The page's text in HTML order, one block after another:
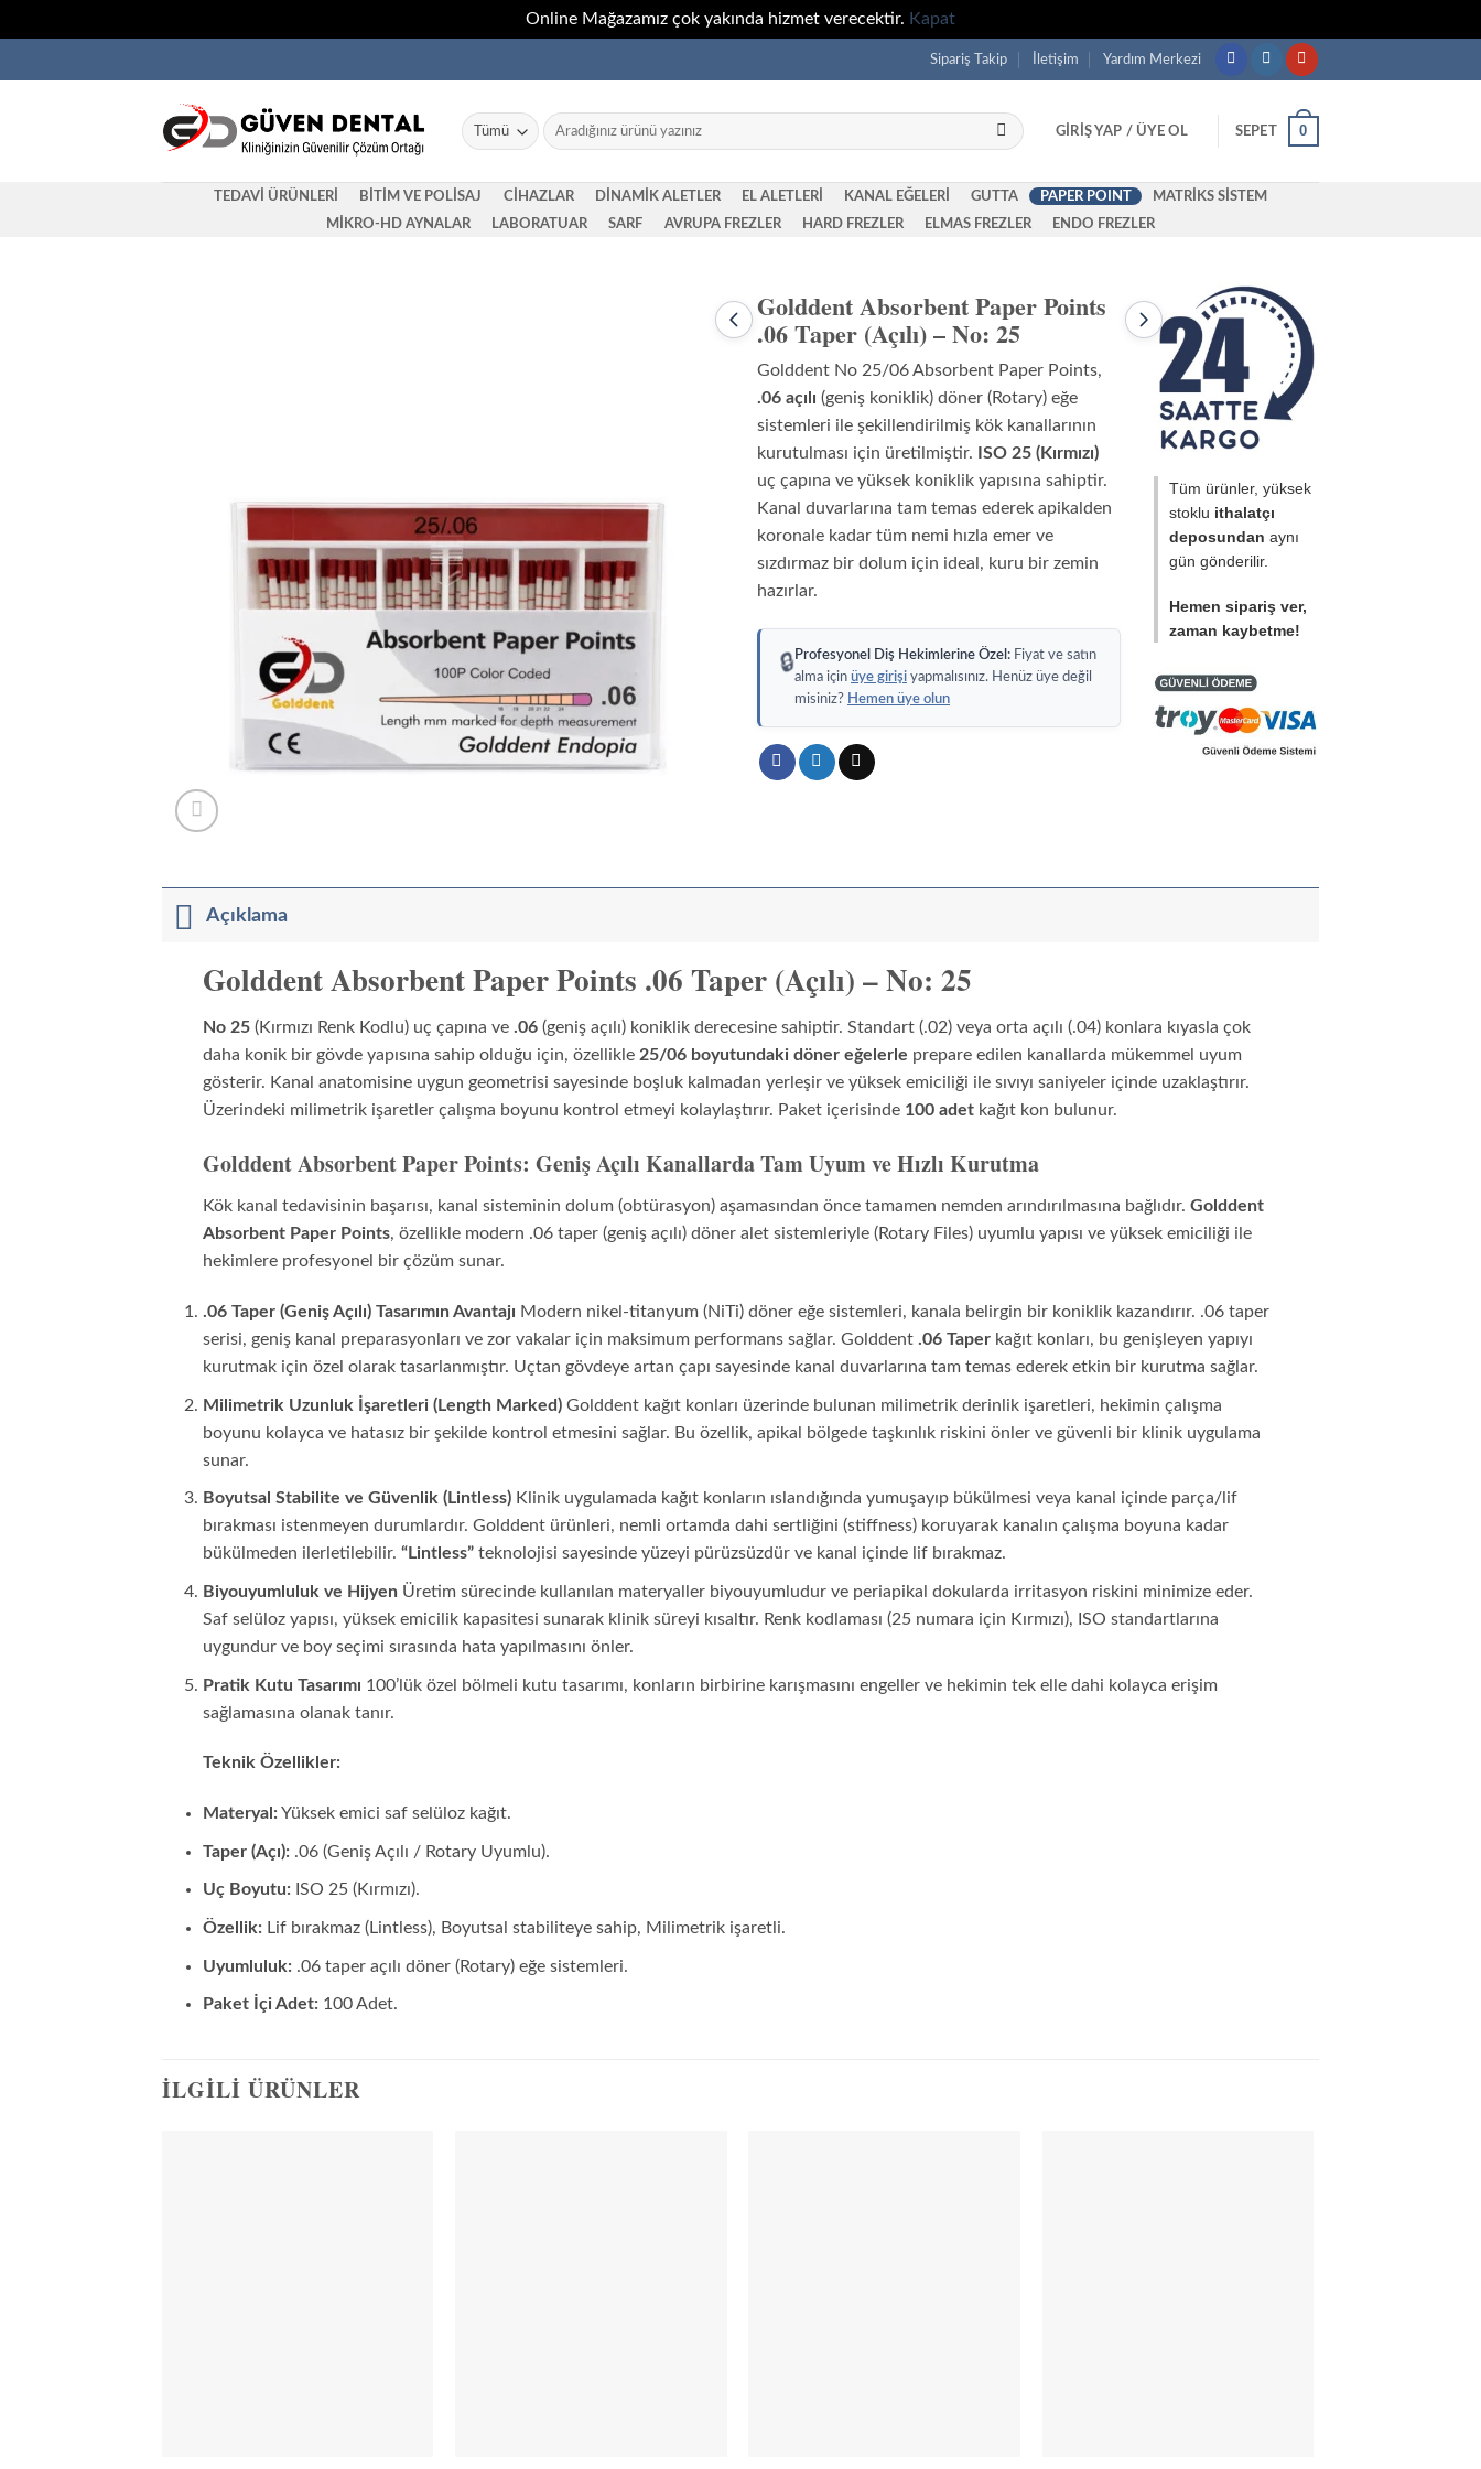
Online Mağazamız çok yakında hizmet verecektir. Kapat
atla
Sipariş Takip İletişim Yardım Merkezi
Ara:
GIRIŞ YAP / ÜYE OL SEPET 0
TEDAVİ ÜRÜNLERİ BİTİM VE POLİSAJ CİHAZLAR DİNAMİK ALETLER EL ALETLERİ KANAL EĞELERİ GUTTA PAPER POINT MATRİKS SİSTEM
MİKRO-HD AYNALAR LABORATUAR SARF AVRUPA FREZLER HARD FREZLER ELMAS FREZLER ENDO FREZLER
Önceki
ürün:
Golddent
Absorbent
Paper
Points
Taper
No:
Golddent Absorbent Paper Points
.06 Taper (Açılı) – No: 25
Sonraki
ürün:
Golddent
Absorbent
Paper
Points
.06
Taper
Golddent No 25/06 Absorbent Paper Points,
.06 açılı (geniş koniklik) döner (Rotary) eğe
sistemleri ile şekillendirilmiş kök kanallarının
kurutulması için üretilmiştir.
ISO 25 (Kırmızı)
uç çapına ve yüksek koniklik yapısına sahiptir.
Kanal duvarlarına tam temas ederek apikalden
koronale kadar tüm nemi hızla emer ve
sızdırmaz bir dolum için ideal, kuru bir zemin
hazırlar.
🔒Profesyonel Diş Hekimlerine Özel: Fiyat ve satın
alma için üye girişi yapmalısınız. Henüz üye değil
misiniz? Hemen üye olun
Tüm ürünler, yüksek
stoklu ithalatçı
deposundan aynı
gün gönderilir.
Hemen sipariş ver,
zaman kaybetme!
Açıklama
Golddent Absorbent Paper Points .06 Taper (Açılı) – No: 25
No 25(Kırmızı Renk Kodlu) uç çapına ve .06(geniş açılı) koniklik derecesine sahiptir. Standart (.02) veya orta açılı (.04) konlara kıyasla çok
daha konik bir gövde yapısına sahip olduğu için, özellikle 25/06 boyutundaki döner eğelerle prepare edilen kanallarda mükemmel uyum
gösterir. Kanal anatomisine uygun geometrisi sayesinde boşluk kalmadan yerleşir ve yüksek emiciliği ile sıvıyı saniyeler içinde uzaklaştırır.
Üzerindeki milimetrik işaretler çalışma boyunu kontrol etmeyi kolaylaştırır. Paket içerisinde 100 adetkağıt kon bulunur.
Golddent Absorbent Paper Points: Geniş Açılı Kanallarda Tam Uyum ve Hızlı Kurutma
Kök kanal tedavisinin başarısı, kanal sisteminin dolum (obtürasyon) aşamasından önce tamamen nemden arındırılmasına bağlıdır. Golddent
Absorbent Paper Points, özellikle modern .06 taper (geniş açılı) döner alet sistemleriyle (Rotary Files) uyumlu yapısı ve yüksek emiciliği ile
hekimlere profesyonel bir çözüm sunar.
.06 Taper (Geniş Açılı) Tasarımın Avantajı Modern nikel-titanyum (NiTi) döner eğe sistemleri, kanala belirgin bir koniklik kazandırır. .06 taper
serisi, geniş kanal preparasyonları ve zor vakalar için maksimum performans sağlar. Golddent .06 Taperkağıt konları, bu genişleyen yapıyı
kurutmak için özel olarak tasarlanmıştır. Uçtan gövdeye artan çapı sayesinde kanal duvarlarına tam temas ederek etkin bir kurutma sağlar.
Milimetrik Uzunluk İşaretleri (Length Marked)Golddent kağıt konları üzerinde bulunan milimetrik derinlik işaretleri, hekimin çalışma
boyunu kolayca ve hatasız bir şekilde kontrol etmesini sağlar. Bu özellik, apikal bölgede taşkınlık riskini önler ve güvenli bir klinik uygulama
sunar.
Boyutsal Stabilite ve Güvenlik (Lintless)Klinik uygulamada kağıt konların ıslandığında yumuşayıp bükülmesi veya kanal içinde parça/lif
bırakması istenmeyen durumlardır. Golddent ürünleri, nemli ortamda dahi sertliğini (stiffness) koruyarak kanalın çalışma boyuna kadar
bükülmeden ilerletilebilir. “Lintless”teknolojisi sayesinde yüzeyi pürüzsüzdür ve kanal içinde lif bırakmaz.
Biyouyumluluk ve Hijyen Üretim sürecinde kullanılan materyaller biyouyumludur ve periapikal dokularda irritasyon riskini minimize eder.
Saf selüloz yapısı, yüksek emicilik kapasitesi sunarak klinik süreyi kısaltır. Renk kodlaması (25 numara için Kırmızı), ISO standartlarına
uygundur ve boy seçimi sırasında hata yapılmasını önler.
Pratik Kutu Tasarımı 100’lük özel bölmeli kutu tasarımı, konların birbirine karışmasını engeller ve hekimin tek elle dahi kolayca erişim
sağlamasına olanak tanır.
Teknik Özellikler:
Materyal:Yüksek emici saf selüloz kağıt.
Taper (Açı):.06 (Geniş Açılı / Rotary Uyumlu).
Uç Boyutu:ISO 25 (Kırmızı).
Özellik:Lif bırakmaz (Lintless), Boyutsal stabiliteye sahip, Milimetrik işaretli.
Uyumluluk:.06 taper açılı döner (Rotary) eğe sistemleri.
Paket İçi Adet:100 Adet.
İLGILI ÜRÜNLER